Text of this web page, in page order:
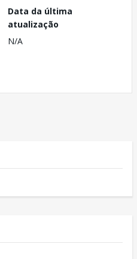
Data da última
atualização
N/A